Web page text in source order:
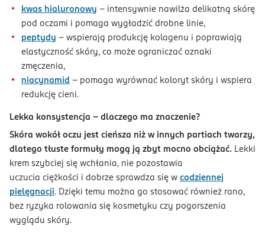
kwas hialuronowy – intensywnie nawilża delikatną skórę
pod oczami i pomaga wygładzić drobne linie,
peptydy – wspierają produkcję kolagenu i poprawiają
elastyczność skóry, co może ograniczać oznaki
zmęczenia,
niacynamid – pomaga wyrównać koloryt skóry i wspiera
redukcję cieni.
Lekka konsystencja – dlaczego ma znaczenie?
Skóra wokół oczu jest cieńsza niż w innych partiach twarzy,
dlatego tłuste formuły mogą ją zbyt mocno obciążać. Lekki
krem szybciej się wchłania, nie pozostawia
uczucia ciężkości i dobrze sprawdza się w codziennej
pielęgnacji. Dzięki temu można go stosować również rano,
bez ryzyka rolowania się kosmetyku czy pogorszenia
wyglądu skóry.